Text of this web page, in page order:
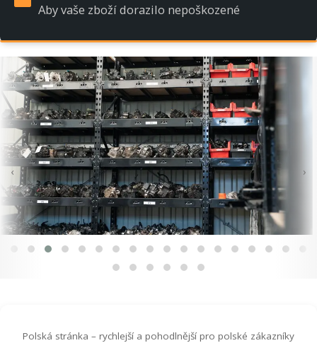
Aby vaše zboží dorazilo nepoškozené
‹ ›
Polská stránka – rychlejší a pohodlnější pro polské zákazníky